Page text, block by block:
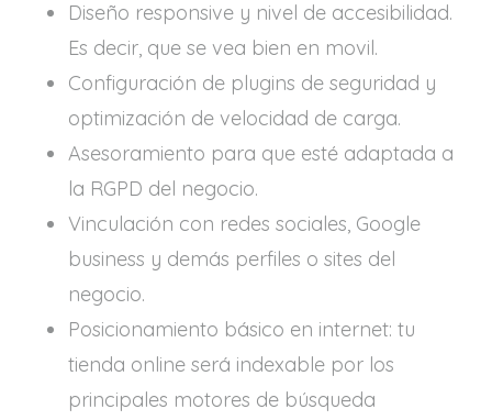
Diseño responsive y nivel de accesibilidad.
Es decir, que se vea bien en movil.
Configuración de plugins de seguridad y
optimización de velocidad de carga.
Asesoramiento para que esté adaptada a
la RGPD del negocio.
Vinculación con redes sociales, Google
business y demás perfiles o sites del
negocio.
Posicionamiento básico en internet: tu
tienda online será indexable por los
principales motores de búsqueda